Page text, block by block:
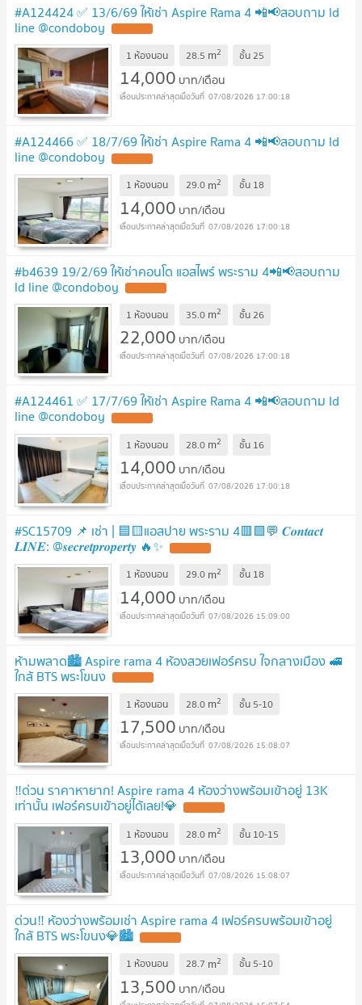
#A124424 ✅ 13/6/69 ให้เช่า Aspire Rama 4 📲📢สอบถาม ld
line @condoboy
1 ห้องนอน 28.5 m2 ชั้น25
14,000 บาท/เดือน
07/08/2026 17:00:18
#A124466 ✅ 18/7/69 ให้เช่า Aspire Rama 4 📲📢สอบถาม ld
line @condoboy
1 ห้องนอน 29.0 m2 ชั้น 18
14,000 บาท/เดือน
07/08/2026 17:00:18
#b4639 19/2/69 ให้เช่าคอนโด แอสไพร์ พระราม 4📲📢สอบถาม
ld line @condoboy
1 ห้องนอน 35.0 m2 ชั้น26
22,000 บาท/เดือน
07/08/2026 17:00:18
#A124461 ✅ 17/7/69 ให้เช่า Aspire Rama 4 📲📢สอบถาม ld
line @condoboy
1 ห้องนอน 28.0 m2 ชั้น 16
14,000 บาท/เดือน
07/08/2026 17:00:18
#SC15709 📌 เช่า | 🟦🟨แอสปาย พระราม 4🟥🟩💬 𝑪𝒐𝒏𝒕𝒂𝒄𝒕
𝑳𝑰𝑵𝑬: @𝒔𝒆𝒄𝒓𝒆𝒕𝒑𝒓𝒐𝒑𝒆𝒓𝒕𝒚 🔥✨
1 ห้องนอน 29.0 m2 ชั้น 18
14,000 บาท/เดือน
07/08/2026 15:09:00
ห้ามพลาด🏙️ Aspire rama 4 ห้องสวยเฟอร์ครบ ใจกลางเมือง 🚅
ใกล้ BTS พระโขนง
1 ห้องนอน 28.0 m2 ชั้น 5-10
17,500 บาท/เดือน
07/08/2026 15:08:07
‼️ด่วน ราคาหายาก! Aspire rama 4 ห้องว่างพร้อมเข้าอยู่ 13K
เท่านั้น เฟอร์ครบเข้าอยู่ได้เลย!💎
1 ห้องนอน 28.0 m2 ชั้น 10-15
13,000 บาท/เดือน
07/08/2026 15:08:07
ด่วน‼️ ห้องว่างพร้อมเช่า Aspire rama 4 เฟอร์ครบพร้อมเข้าอยู่
ใกล้ BTS พระโขนง💎🏙️
1 ห้องนอน 28.7 m2 ชั้น 5-10
13,500 บาท/เดือน